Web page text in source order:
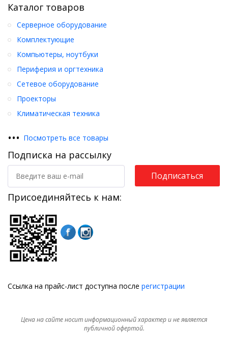
Каталог товаров
Серверное оборудование
Комплектующие
Компьютеры, ноутбуки
Периферия и оргтехника
Сетевое оборудование
Проекторы
Климатическая техника
••• Посмотреть все товары
Подписка на рассылку
Подписаться
Присоединяйтесь к нам:
Ссылка на прайс-лист доступна после регистрации
Цена на сайте носит информационный характер и не является
публичной офертой.